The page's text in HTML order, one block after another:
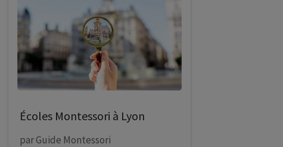
Écoles Montessori à Lyon
parGuide Montessori